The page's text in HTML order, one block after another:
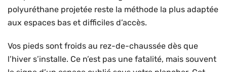
polyuréthane projetée reste la méthode la plus adaptée
aux espaces bas et difficiles d’accès.
Vos pieds sont froids au rez-de-chaussée dès que
l’hiver s’installe. Ce n’est pas une fatalité, mais souvent